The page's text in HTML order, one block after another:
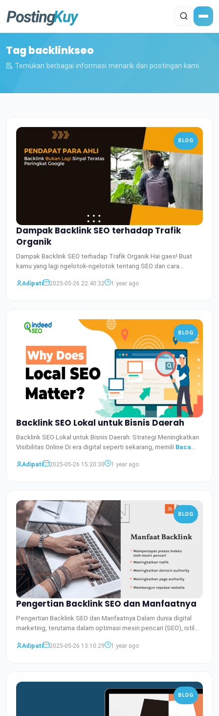
Tag backlinkseo
Temukan berbagai informasi menarik dari postingan kami
BLOG
Dampak Backlink SEO terhadap Trafik
Organik
Dampak Backlink SEO terhadap Trafik Organik Hai gaes! Buat
kamu yang lagi ngelotok-ngelotok tentang SEO dan cara
Adipati
2025-05-26 22:40:32 1 year ago
BLOG
Backlink SEO Lokal untuk Bisnis Daerah
Backlink SEO Lokal untuk Bisnis Daerah: Strategi Meningkatkan
Visibilitas Online Di era digital seperti sekarang, memili Baca
Adipati
2025-05-26 15:20:30 1 year ago
BLOG
Pengertian Backlink SEO dan Manfaatnya
Pengertian Backlink SEO dan Manfaatnya Dalam dunia digital
marketing, terutama dalam optimasi mesin pencari (SEO), istil
Adipati
2025-05-26 13:10:29 1 year ago
BLOG